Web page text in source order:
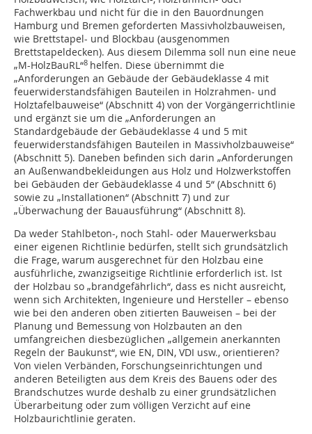
Fachwerkbau und nicht für die in den Bauordnungen
Hamburg und Bremen geforderten Massivholzbauweisen,
wie Brettstapel- und Blockbau (ausgenommen
Brettstapeldecken). Aus diesem Dilemma soll nun eine neue
„M-HolzBauRL“8 helfen. Diese übernimmt die
„Anforderungen an Gebäude der Gebäudeklasse 4 mit
feuerwiderstandsfähigen Bauteilen in Holzrahmen- und
Holztafelbauweise“ (Abschnitt 4) von der Vorgängerrichtlinie
und ergänzt sie um die „Anforderungen an
Standardgebäude der Gebäudeklasse 4 und 5 mit
feuerwiderstandsfähigen Bauteilen in Massivholzbauweise“
(Abschnitt 5). Daneben befinden sich darin „Anforderungen
an Außenwandbekleidungen aus Holz und Holzwerkstoffen
bei Gebäuden der Gebäudeklasse 4 und 5“ (Abschnitt 6)
sowie zu „Installationen“ (Abschnitt 7) und zur
„Überwachung der Bauausführung“ (Abschnitt 8).
Da weder Stahlbeton-, noch Stahl- oder Mauerwerksbau
einer eigenen Richtlinie bedürfen, stellt sich grundsätzlich
die Frage, warum ausgerechnet für den Holzbau eine
ausführliche, zwanzigseitige Richtlinie erforderlich ist. Ist
der Holzbau so „brandgefährlich“, dass es nicht ausreicht,
wenn sich Architekten, Ingenieure und Hersteller – ebenso
wie bei den anderen oben zitierten Bauweisen – bei der
Planung und Bemessung von Holzbauten an den
umfangreichen diesbezüglichen „allgemein anerkannten
Regeln der Baukunst“, wie EN, DIN, VDI usw., orientieren?
Von vielen Verbänden, Forschungseinrichtungen und
anderen Beteiligten aus dem Kreis des Bauens oder des
Brandschutzes wurde deshalb zu einer grundsätzlichen
Überarbeitung oder zum völligen Verzicht auf eine
Holzbaurichtlinie geraten.